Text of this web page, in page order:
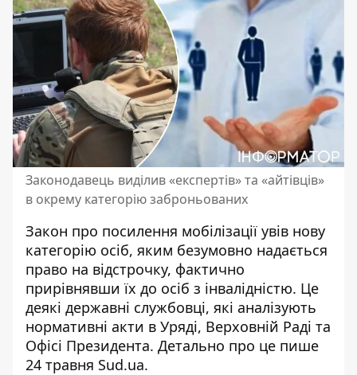
Законодавець виділив «експертів» та «айтівців»
в окрему категорію заброньованих
Закон про посилення мобілізації увів нову
категорію осіб, яким безумовно надається
право на відстрочку, фактично
прирівнявши їх до осіб з інвалідністю. Це
деякі державні службовці, які аналізують
нормативні акти в Уряді, Верховній Раді та
Офісі Президента. Детально про це пише
24 травня Sud.ua.